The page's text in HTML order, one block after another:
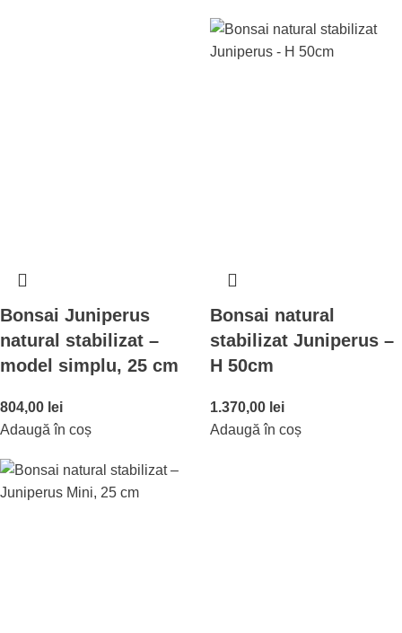
Bonsai Juniperus
natural stabilizat –
model simplu, 25 cm
804,00 lei
Adaugă în coș
Bonsai natural
stabilizat Juniperus –
H 50cm
1.370,00 lei
Adaugă în coș